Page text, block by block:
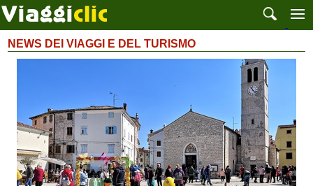
NEWS DEI VIAGGI E DEL TURISMO